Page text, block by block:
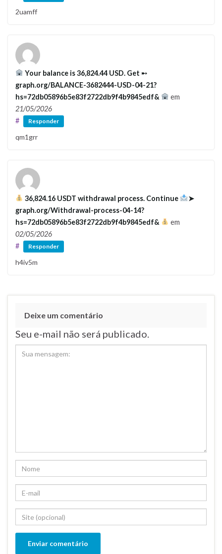
2uamff
Your balance is 36,824.44 USD. Get ➸
graph.org/BALANCE-3682444-USD-04-21?
hs=72db05896b5e83f2722db9f4b9845edf&
em
21/05/2026
#
Responder
qm1grr
36,824.16 USDT withdrawal process. Continue
➤
graph.org/Withdrawal-process-04-14?
hs=72db05896b5e83f2722db9f4b9845edf&
em
02/05/2026
#
Responder
h4iv5m
Deixe um comentário
Seu e-mail não será publicado.